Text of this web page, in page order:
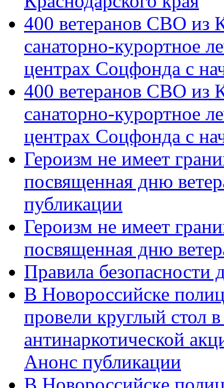
400 ветеранов СВО из
санаторно-курортное
центрах Соцфонда с
400 ветеранов СВО из
санаторно-курортное
центрах Соцфонда с
Героизм не имеет
посвященная дню
публикации
Героизм не имеет
посвященная дню
Правила безопасности
В Новороссийске
провели круглый стол
антинаркотической
Анонс публикации